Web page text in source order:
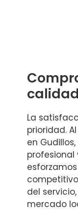
calidad
La
prioridad.
en
profesional
del
mercado